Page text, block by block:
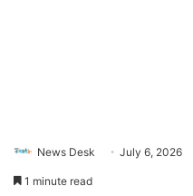
News Desk July 6, 2026
1 minute read